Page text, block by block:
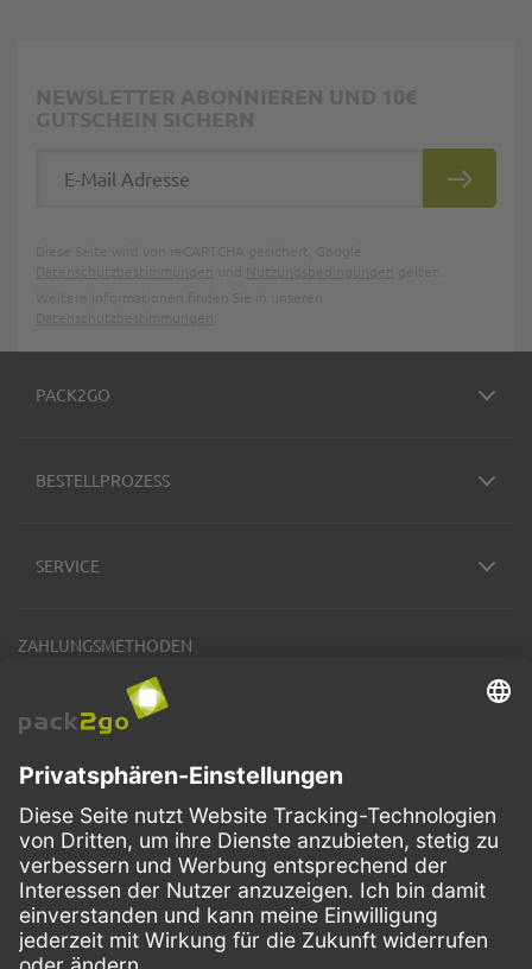
PACK2GO
BESTELLPROZESS
SERVICE
ZAHLUNGSMETHODEN
VERSANDARTEN
FacebookInstagramLinkedIn